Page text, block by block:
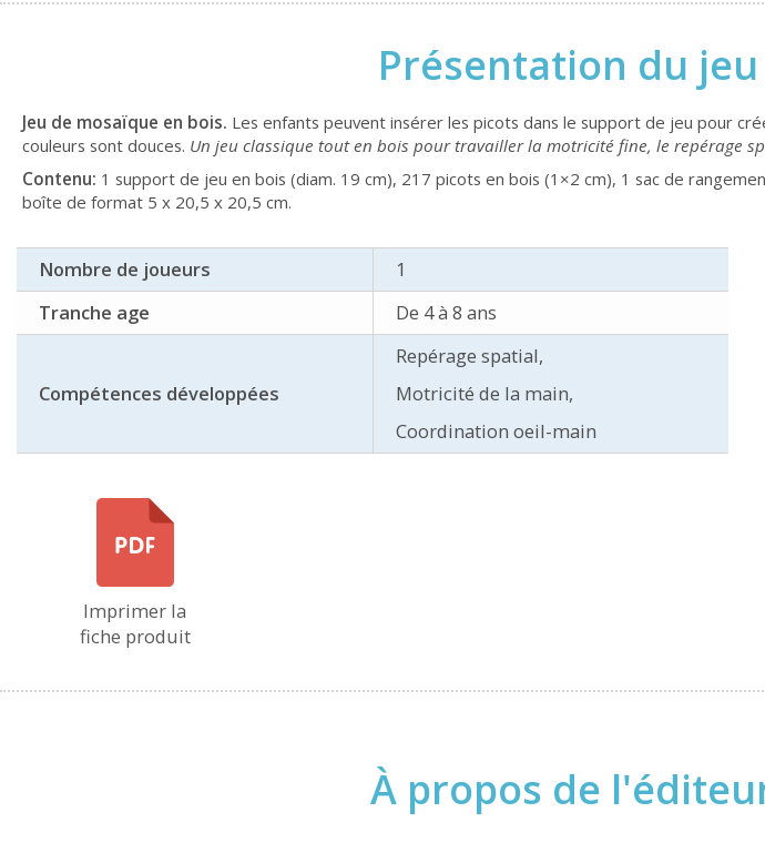
Présentation du
Jeu de mosaïque en bois. Les enfants peuvent insérer les picots dans le support de jeu pour
couleurs sont douces. Un jeu classique tout en bois pour travailler la motricité fine, le repérage
Contenu: 1 support de jeu en bois (diam. 19 cm), 217 picots en bois (1×2 cm), 1 sac de
boîte de format 5 x 20,5 x 20,5 cm.
Nombre de joueurs
1
Tranche age
De 4 à 8 ans
Compétences développées
Repérage spatial,
Motricité de la main,
Coordination oeil-main
Imprimer la
fiche produit
À propos de